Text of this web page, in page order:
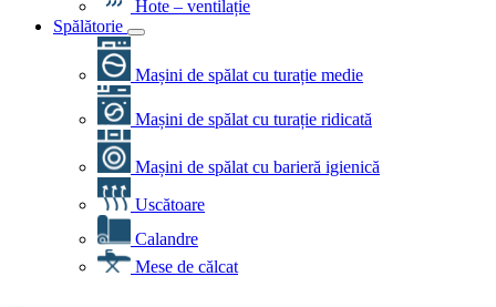
Hote – ventilație
Spălătorie
Mașini de spălat cu turație medie
Mașini de spălat cu turație ridicată
Mașini de spălat cu barieră igienică
Uscătoare
Calandre
Mese de călcat